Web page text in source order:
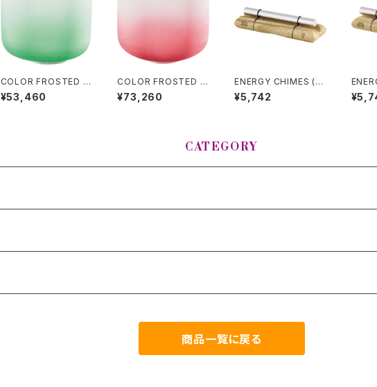
COLOR FROSTED C
RYSTAL SINGING B
OWLS (クリスタル・シ
¥53,460
COLOR FROSTED C
RYSTAL SINGING B
OWLS (クリスタル・シ
¥73,260
ENERGY CHIMES (エ
ナジーチャイム) NEPT
UNE (海王星)
¥5,742
ナジ
ER (
CATEGORY
商品一覧に戻る